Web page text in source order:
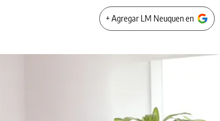
+ Agregar LM Neuquen en